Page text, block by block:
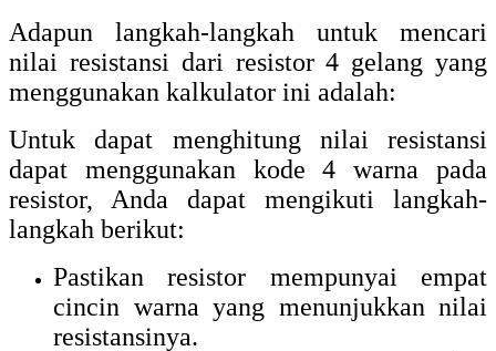
Adapun langkah-langkah untuk mencari
nilai resistansi dari resistor 4 gelang yang
menggunakan kalkulator ini adalah:
Untuk dapat menghitung nilai resistansi
dapat menggunakan kode 4 warna pada
resistor, Anda dapat mengikuti langkah-
langkah berikut:
Pastikan resistor mempunyai empat
cincin warna yang menunjukkan nilai
resistansinya.